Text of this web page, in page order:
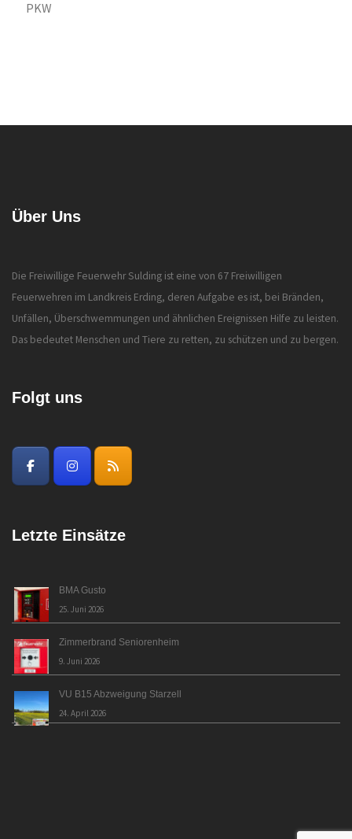
Über Uns
Die Freiwillige Feuerwehr Sulding ist eine von 67 Freiwilligen
Feuerwehren im Landkreis Erding, deren Aufgabe es ist, bei Bränden,
Unfällen, Überschwemmungen und ähnlichen Ereignissen Hilfe zu leisten.
Das bedeutet Menschen und Tiere zu retten, zu schützen und zu bergen.
Folgt uns
Letzte Einsätze
BMA Gusto
25. Juni 2026
Zimmerbrand Seniorenheim
9. Juni 2026
VU B15 Abzweigung Starzell
24. April 2026